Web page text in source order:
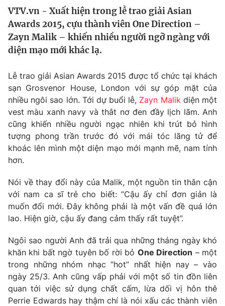
Thế giới
Tin tức
Thế giới đó đây
Câu chuyện quốc tế
Tài chính
Thị trường
Góc doanh nghiệp
Dữ liệu và đời sống
Truyền hình
Phim VTV
Hậu trường
Nhân vật
Khán giả
Giải sao mai
Giải trí
Âm nhạc
Sao
Đời sống
Du lịch
Làm đẹp
Chất lượng cuộc sống
Giáo dục
Học trực tuyến
Công nghệ
Hitech Công nghệ tương lai
Sản phẩm
Thị trường
Giao lưu trực tuyến
Lịch phát sóng
VTV.vn - Xuất hiện trong lễ trao giải Asian
Awards 2015, cựu thành viên One Direction –
Zayn Malik – khiến nhiều người ngỡ ngàng với
diện mạo mới khác lạ.
Lễ trao giải Asian Awards 2015 được tổ chức tại khách
sạn Grosvenor House, London với sự góp mặt của
nhiều ngôi sao lớn. Tới dự buổi lễ, Zayn Malikdiện một
vest màu xanh navy và thắt nơ đen đầy lịch lãm. Anh
cũng khiến nhiều người ngạc nhiên khi trút bỏ hình
tượng phong trần trước đó với mái tóc lãng tử để
khoác lên mình một diện mạo mới mạnh mẽ, nam tính
hơn.
Nói về thay đổi này của Malik, một nguồn tin thân cận
với nam ca sĩ trẻ cho biết: “Cậu ấy chỉ đơn giản là
muốn đổi mới. Đây không phải là một vấn đề quá lớn
lao. Hiện giờ, cậu ấy đang cảm thấy rất tuyệt”.
Ngôi sao người Anh đã trải qua những tháng ngày khó
khăn khi bất ngờ tuyên bố rời bỏ One Direction – một
trong những nhóm nhạc “hot” nhất hiện nay – vào
ngày 25/3. Anh cũng vấp phải với một số tin đồn liên
quan tới việc sử dụng chất cấm, lừa dối vị hôn thê
Perrie Edwards hay thậm chí là nói xấu các thành viên